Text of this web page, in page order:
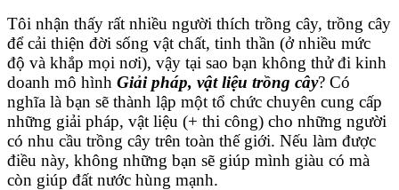
Tôi nhận thấy rất nhiều người thích trồng cây, trồng cây
để cải thiện đời sống vật chất, tinh thần (ở nhiều mức
độ và khắp mọi nơi), vậy tại sao bạn không thử đi kinh
doanh mô hình Giải pháp, vật liệu trồng cây? Có
nghĩa là bạn sẽ thành lập một tổ chức chuyên cung cấp
những giải pháp, vật liệu (+ thi công) cho những người
có nhu cầu trồng cây trên toàn thế giới. Nếu làm được
điều này, không những bạn sẽ giúp mình giàu có mà
còn giúp đất nước hùng mạnh.